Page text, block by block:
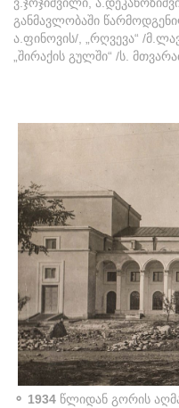
განმავლობაში
ა.ფინოვის/, „რღვევა“ /
„შირაქის გულში“ /ს.
⚬ 1934 წლიდან გორის